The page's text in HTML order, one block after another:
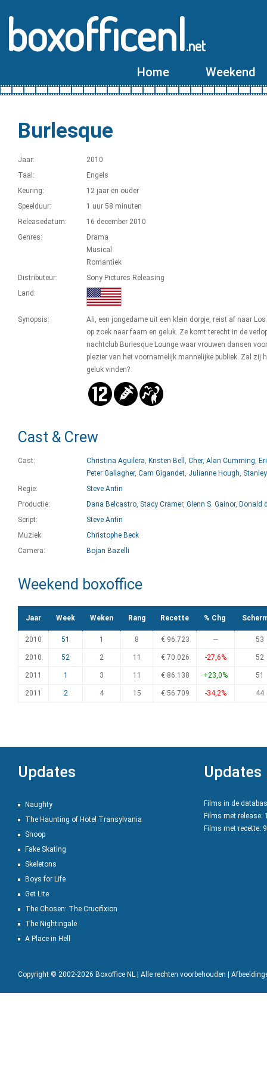
boxofficenl.net
Home Weekend
Burlesque
Jaar:
2010
Taal:
Engels
Keuring:
12 jaar en ouder
Speelduur:
1 uur 58 minuten
Releasedatum:
16 december 2010
Genres:
Drama
Musical
Romantiek
Distributeur:
Sony Pictures Releasing
Land:
Synopsis:
Ali, een jongedame uit een klein dorpje, reist af naar
op zoek naar faam en geluk. Ze komt terecht in de
nachtclub Burlesque Lounge waar vrouwen dansen
plezier van het voornamelijk mannelijke publiek. Zal zij
geluk vinden?
Cast & Crew
Cast: Christina Aguilera, Kristen Bell , Cher, Alan Cumming,
Peter Gallagher, Cam Gigandet, Julianne Hough,
Regie:
Steve Antin
Productie:
Dana Belcastro, Stacy Cramer, Glenn S. Gainor, Donald
Script:
Steve Antin
Muziek:
Christophe Beck
Camera:
Bojan Bazelli
Weekend boxoffice
Jaar Week Weken Rang Recette % Chg
2010 51 1 8 € 96.723 — 53
2010 52 2 11 € 70.026 -27,6% 52
2011 1 3 11 € 86.138 +23,0% 51
2011 2 4 15 € 56.709 -34,2% 44
Updates
Naughty
The Haunting of Hotel Transylvania
Snoop
Fake Skating
Skeletons
Boys for Life
Get Lite
The Chosen: The Crucifixion
The Nightingale
A Place in Hell
Updates
Films in de
Films met release:
Films met recette:
Copyright © 2002-2026 Boxoffice NL | Alle rechten voorbehouden |